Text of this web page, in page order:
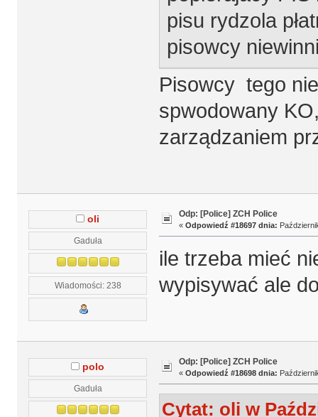
pisu rydzola
pisowcy
Pisowcy tego
spwodowany
zarządzaniem
oli
Gaduła
Wiadomości: 238
Odp: [Police] ZCH Police
« Odpowiedź #18697 dnia:
ile trzeba mieć
wypisywać ale
polo
Gaduła
Odp: [Police] ZCH Police
« Odpowiedź #18698 dnia:
Cytat: oli w